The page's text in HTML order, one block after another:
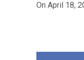
On April 18,